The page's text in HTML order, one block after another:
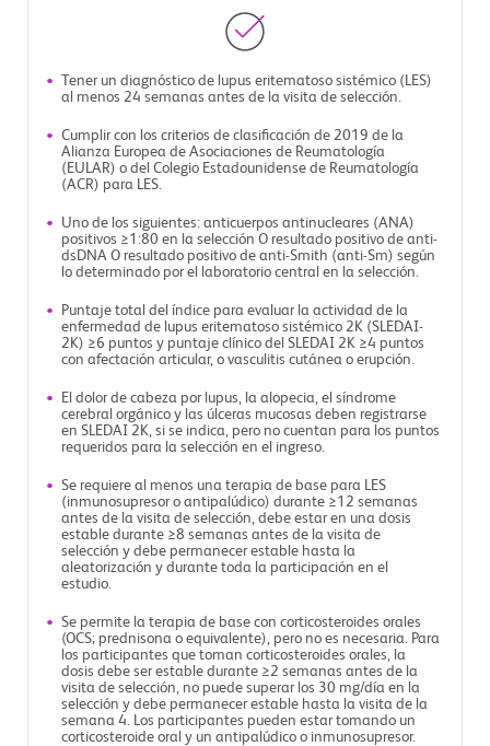
Tener un diagnóstico de lupus eritematoso sistémico (LES)
al menos 24 semanas antes de la visita de selección.
Cumplir con los criterios de clasificación de 2019 de la
Alianza Europea de Asociaciones de Reumatología
(EULAR) o del Colegio Estadounidense de Reumatología
(ACR) para LES.
Uno de los siguientes: anticuerpos antinucleares (ANA)
positivos ≥1:80 en la selección O resultado positivo de anti-
dsDNA O resultado positivo de anti-Smith (anti-Sm) según
lo determinado por el laboratorio central en la selección.
Puntaje total del índice para evaluar la actividad de la
enfermedad de lupus eritematoso sistémico 2K (SLEDAI-
2K) ≥6 puntos y puntaje clínico del SLEDAI 2K ≥4 puntos
con afectación articular, o vasculitis cutánea o erupción.
El dolor de cabeza por lupus, la alopecia, el síndrome
cerebral orgánico y las úlceras mucosas deben registrarse
en SLEDAI 2K, si se indica, pero no cuentan para los puntos
requeridos para la selección en el ingreso.
Se requiere al menos una terapia de base para LES
(inmunosupresor o antipalúdico) durante ≥12 semanas
antes de la visita de selección, debe estar en una dosis
estable durante ≥8 semanas antes de la visita de
selección y debe permanecer estable hasta la
aleatorización y durante toda la participación en el
estudio.
Se permite la terapia de base con corticosteroides orales
(OCS; prednisona o equivalente), pero no es necesaria. Para
los participantes que toman corticosteroides orales, la
dosis debe ser estable durante ≥2 semanas antes de la
visita de selección, no puede superar los 30 mg/día en la
selección y debe permanecer estable hasta la visita de la
semana 4. Los participantes pueden estar tomando un
corticosteroide oral y un antipalúdico o inmunosupresor.